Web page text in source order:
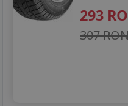
293
307